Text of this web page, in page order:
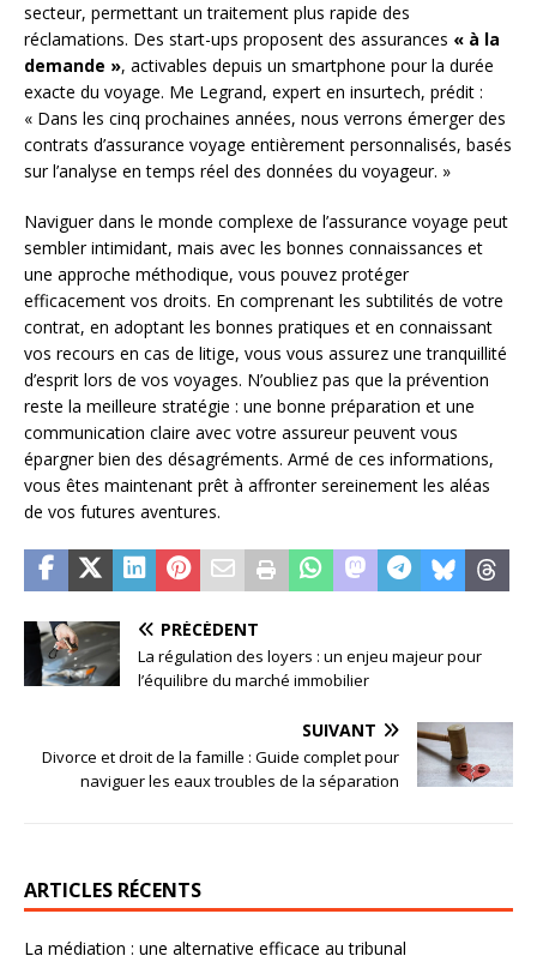
secteur, permettant un traitement plus rapide des
réclamations. Des start-ups proposent des assurances « à la
demande », activables depuis un smartphone pour la durée
exacte du voyage. Me Legrand, expert en insurtech, prédit :
« Dans les cinq prochaines années, nous verrons émerger des
contrats d’assurance voyage entièrement personnalisés, basés
sur l’analyse en temps réel des données du voyageur. »
Naviguer dans le monde complexe de l’assurance voyage peut
sembler intimidant, mais avec les bonnes connaissances et
une approche méthodique, vous pouvez protéger
efficacement vos droits. En comprenant les subtilités de votre
contrat, en adoptant les bonnes pratiques et en connaissant
vos recours en cas de litige, vous vous assurez une tranquillité
d’esprit lors de vos voyages. N’oubliez pas que la prévention
reste la meilleure stratégie : une bonne préparation et une
communication claire avec votre assureur peuvent vous
épargner bien des désagréments. Armé de ces informations,
vous êtes maintenant prêt à affronter sereinement les aléas
de vos futures aventures.
PRÉCÉDENT
La régulation des loyers : un enjeu majeur pour
l’équilibre du marché immobilier
SUIVANT
Divorce et droit de la famille : Guide complet pour
naviguer les eaux troubles de la séparation
ARTICLES RÉCENTS
La médiation : une alternative efficace au tribunal